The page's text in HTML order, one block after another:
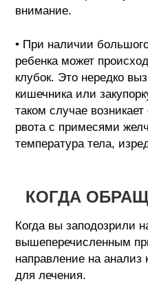
внимание.
• При наличии
ребенка может
клубок. Это нередко
кишечника или
таком случае
рвота с примесями
температура тела,
КОГДА
Когда вы заподозрили
вышеперечисленным
направление на
для лечения.